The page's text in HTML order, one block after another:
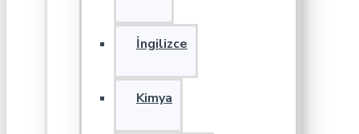
İngilizce
Kimya